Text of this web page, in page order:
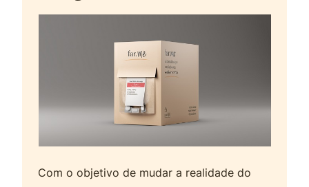
Com o objetivo de mudar a realidade do